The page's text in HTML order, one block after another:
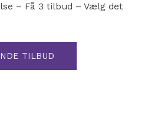
– Få 3 tilbud – Vælg det
TILBUD